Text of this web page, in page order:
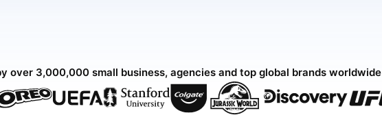
over 3,000,000 small business, agencies and top global brands worldwide